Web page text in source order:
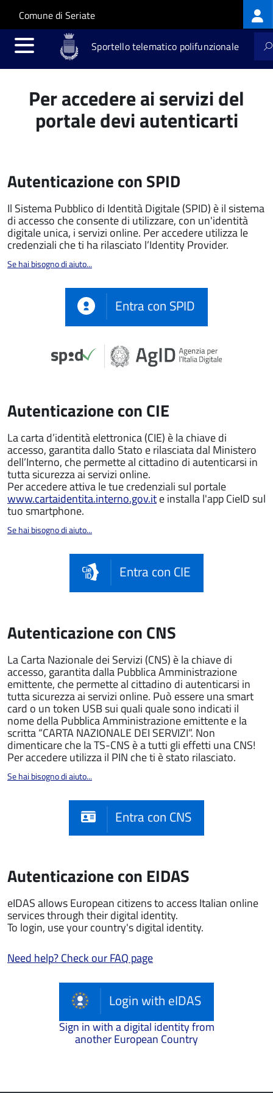
Salta al contenuto principale
Skip to site navigation
Comune di Seriate
Sportello telematico polifunzionale
Per accedere ai servizi del
portale devi autenticarti
Autenticazione con SPID
Il Sistema Pubblico di Identità Digitale (SPID) è il sistema
di accesso che consente di utilizzare, con un'identità
digitale unica, i servizi online. Per accedere utilizza le
credenziali che ti ha rilasciato l’Identity Provider.
Se hai bisogno di aiuto...
Entra con SPID
Autenticazione con CIE
La carta d’identità elettronica (CIE) è la chiave di
accesso, garantita dallo Stato e rilasciata dal Ministero
dell’Interno, che permette al cittadino di autenticarsi in
tutta sicurezza ai servizi online.
Per accedere attiva le tue credenziali sul portale
www.cartaidentita.interno.gov.ite installa l'app CieID sul
tuo smartphone.
Se hai bisogno di aiuto...
Entra con CIE
Autenticazione con CNS
La Carta Nazionale dei Servizi (CNS) è la chiave di
accesso, garantita dalla Pubblica Amministrazione
emittente, che permette al cittadino di autenticarsi in
tutta sicurezza ai servizi online. Può essere una smart
card o un token USB sui quali quale sono indicati il
nome della Pubblica Amministrazione emittente e la
scritta “CARTA NAZIONALE DEI SERVIZI”. Non
dimenticare che la TS-CNS è a tutti gli effetti una CNS!
Per accedere utilizza il PIN che ti è stato rilasciato.
Se hai bisogno di aiuto...
Entra con CNS
Autenticazione con EIDAS
eIDAS allows European citizens to access Italian online
services through their digital identity.
To login, use your country's digital identity.
Need help? Check our FAQ page
Login with eIDAS
Sign in with a digital identity from
another European Country